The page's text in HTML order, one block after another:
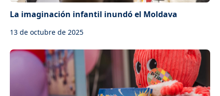
La imaginación infantil inundó el Moldava
13 de octubre de 2025